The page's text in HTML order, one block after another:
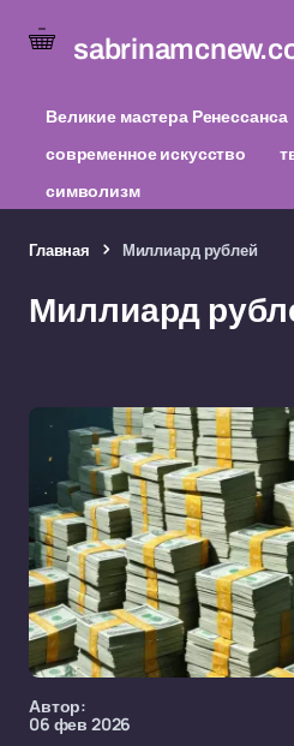
Великие мастера Ренессанса
современное искусство
символизм
Главная Миллиард рублей
Миллиард
Автор:
06 фев 2026